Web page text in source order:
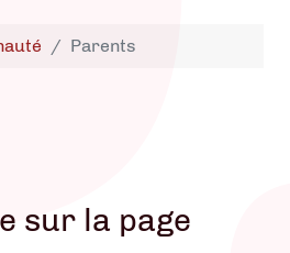
Parents
sur la page